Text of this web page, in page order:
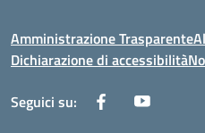
Amministrazione Trasparente
Dichiarazione di accessibilità
Seguici su: